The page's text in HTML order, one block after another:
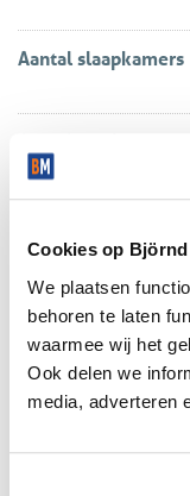
Cookies op Björnd
We plaatsen
behoren te laten
waarmee wij het
Ook delen we
media, adverteren
Aantal slaapkamers
ENERGIE
Energielabel
Isolatie
Warm water